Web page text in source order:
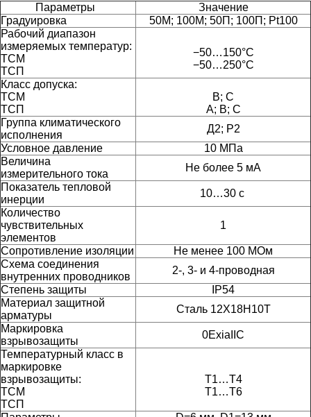
Параметры
Значение
Градуировка
50М; 100М; 50П; 100П; Pt100
Рабочий диапазон
измеряемых температур:
ТСМ
ТСП
−50…150°C
−50…250°C
Класс допуска:
ТСМ
ТСП
В; С
А; В; С
Группа климатического
исполнения
Д2; Р2
Условное давление
10 МПа
Величина
измерительного тока
Не более 5 мА
Показатель тепловой
инерции
10…30с
Количество
чувствительных
элементов
1
Сопротивление изоляции
Не менее 100 МОм
Схема соединения
внутренних проводников
2-, 3- и 4-проводная
Степень защиты
IP54
Материал защитной
арматуры
Cталь 12Х18Н10Т
Маркировка
взрывозащиты
0ExiaIIC
Температурный класс в
маркировке
взрывозащиты:
ТСМ
ТСП
Т1…Т4
Т1…Т6